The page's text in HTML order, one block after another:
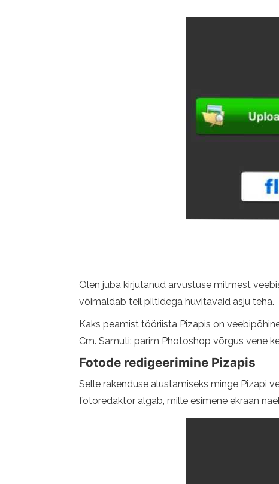
Olen juba kirjutanud arvustuse mitmest
võimaldab teil piltidega huvitavaid asju teha.
Kaks peamist tööriista Pizapis on
Cm. Samuti: parim Photoshop võrgus vene
Fotode redigeerimine Pizapis
Selle rakenduse alustamiseks minge Pizapi
fotoredaktor algab, mille esimene ekraan